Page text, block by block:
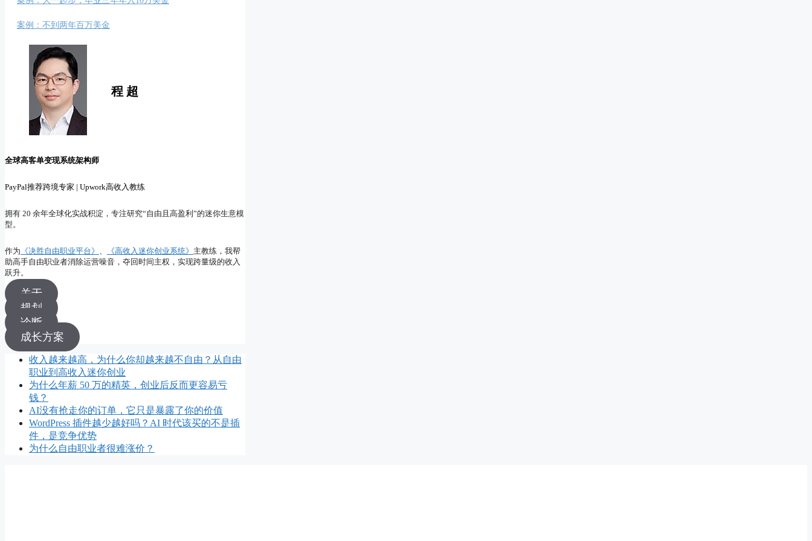
推动客户大单签约
拿下第一个大客户
在Upwork拿下客户
挖掘高利润的项目
服务外包常见错误
案例：不到两年百万美金
程 超
全球高客单变现系统架构师
PayPal推荐跨境专家 | Upwork高收入教练
拥有 20 余年全球化实战积淀，专注研究“自由且高盈利”的迷你生意模
型。
作为 《决胜自由职业平台》 、 《高收入迷你创业系统》 主教练，我帮
助高手自由职业者消除运营噪音，夺回时间主权，实现跨量级的收入
跃升。
关于
规划
诊断
成长方案
收入越来越高，为什么你却越来越不自由？从自由
职业到高收入迷你创业
为什么年薪 50 万的精英，创业后反而更容易亏
钱？
AI没有抢走你的订单，它只是暴露了你的价值
WordPress 插件越少越好吗？AI 时代该买的不是插
件，是竞争优势
为什么自由职业者很难涨价？